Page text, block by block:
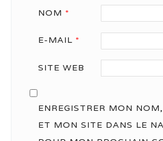
NOM *
E-MAIL *
SITE WEB
ENREGISTRER MON
ET MON SITE DANS LE